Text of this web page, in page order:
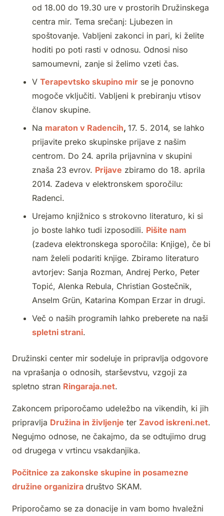
od 18.00 do 19.30 ure v prostorih Družinskega
centra mir. Tema srečanj: Ljubezen in
spoštovanje. Vabljeni zakonci in pari, ki želite
hoditi po poti rasti v odnosu. Odnosi niso
samoumevni, zanje si želimo vzeti čas.
V Terapevtsko skupino mir se je ponovno
mogoče vključiti. Vabljeni k prebiranju vtisov
članov skupine.
Na maraton v Radencih, 17. 5. 2014, se lahko
prijavite preko skupinske prijave z našim
centrom. Do 24. aprila prijavnina v skupini
znaša 23 evrov. Prijave zbiramo do 18. aprila
2014. Zadeva v elektronskem sporočilu:
Radenci.
Urejamo knjižnico s strokovno literaturo, ki si
jo boste lahko tudi izposodili. Pišite nam
(zadeva elektronskega sporočila: Knjige), če bi
nam želeli podariti knjige. Zbiramo literaturo
avtorjev: Sanja Rozman, Andrej Perko, Peter
Topić, Alenka Rebula, Christian Gostečnik,
Anselm Grün, Katarina Kompan Erzar in drugi.
Več o naših programih lahko preberete na naši
spletni strani.
Družinski center mir sodeluje in pripravlja odgovore
na vprašanja o odnosih, starševstvu, vzgoji za
spletno stran Ringaraja.net.
Zakoncem priporočamo udeležbo na vikendih, ki jih
pripravlja Družina in življenje ter Zavod iskreni.net.
Negujmo odnose, ne čakajmo, da se odtujimo drug
od drugega v vrtincu vsakdanjika.
Počitnice za zakonske skupine in posamezne
družine organizira društvo SKAM.
Priporočamo se za donacije in vam bomo hvaležni